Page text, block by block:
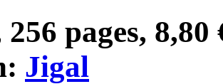
256 pages,
Jigal